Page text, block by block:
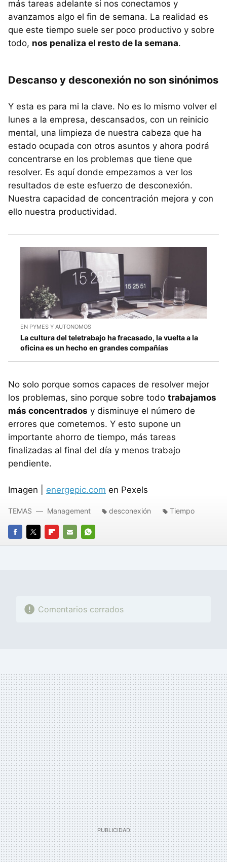
más tareas adelante si nos conectamos y
avanzamos algo el fin de semana. La realidad es
que este tiempo suele ser poco productivo y sobre
todo, nos penaliza el resto de la semana.
Descanso y desconexión no son sinónimos
Y esta es para mi la clave. No es lo mismo volver el
lunes a la empresa, descansados, con un reinicio
mental, una limpieza de nuestra cabeza que ha
estado ocupada con otros asuntos y ahora podrá
concentrarse en los problemas que tiene que
resolver. Es aquí donde empezamos a ver los
resultados de este esfuerzo de desconexión.
Nuestra capacidad de concentración mejora y con
ello nuestra productividad.
EN PYMES Y AUTONOMOS
La cultura del teletrabajo ha fracasado, la vuelta a la
oficina es un hecho en grandes compañías
No solo porque somos capaces de resolver mejor
los problemas, sino porque sobre todo trabajamos
más concentrados y disminuye el número de
errores que cometemos. Y esto supone un
importante ahorro de tiempo, más tareas
finalizadas al final del día y menos trabajo
pendiente.
Imagen | energepic.com en Pexels
FACEBOOK
TWITTERFLIPBOARD
E-
WHATSAPP
TEMAS Management desconexión Tiempo
Comentarios cerrados